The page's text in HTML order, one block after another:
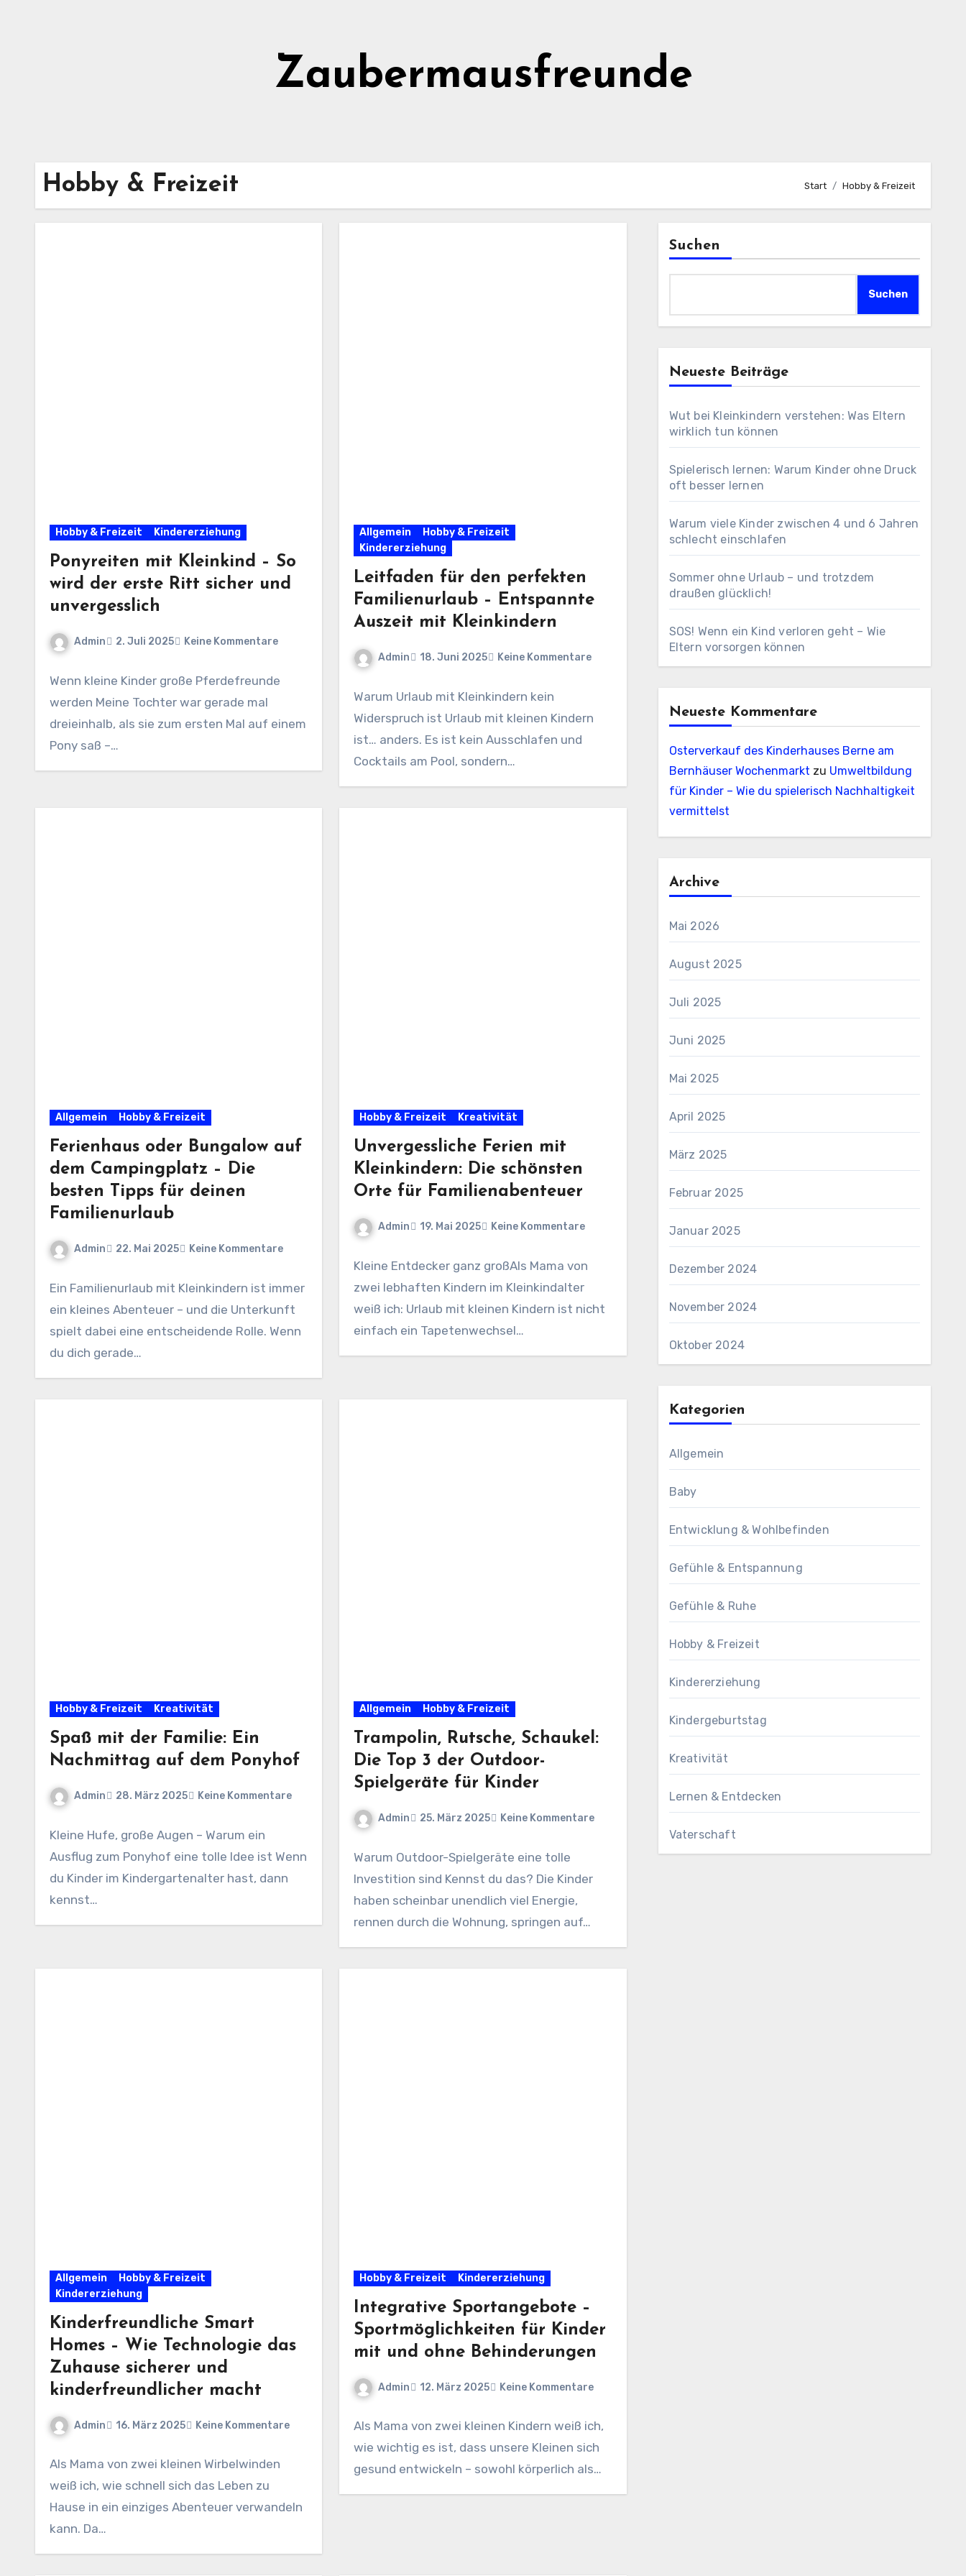
Zaubermausfreunde
Hobby & Freizeit Start Hobby & Freizeit
Hobby & Freizeit Kindererziehung
Ponyreiten mit Kleinkind – So
wird der erste Ritt sicher und
unvergesslich
Admin 2. Juli 2025 Keine Kommentare
Wenn kleine Kinder große Pferdefreunde
werden Meine Tochter war gerade mal
dreieinhalb, als sie zum ersten Mal auf einem
Pony saß –…
Allgemein
Hobby & Freizeit
Kindererziehung
Leitfaden für den perfekten
Familienurlaub – Entspannte
Auszeit mit Kleinkindern
Admin 18. Juni 2025 Keine Kommentare
Warum Urlaub mit Kleinkindern kein
Widerspruch ist Urlaub mit kleinen Kindern
ist… anders. Es ist kein Ausschlafen und
Cocktails am Pool, sondern…
Allgemein Hobby & Freizeit
Ferienhaus oder Bungalow auf
dem Campingplatz – Die
besten Tipps für deinen
Familienurlaub
Admin 22. Mai 2025 Keine Kommentare
Ein Familienurlaub mit Kleinkindern ist immer
ein kleines Abenteuer – und die Unterkunft
spielt dabei eine entscheidende Rolle. Wenn
du dich gerade…
Hobby & Freizeit Kreativität
Unvergessliche Ferien mit
Kleinkindern: Die schönsten
Orte für Familienabenteuer
Admin 19. Mai 2025 Keine Kommentare
Kleine Entdecker ganz großAls Mama von
zwei lebhaften Kindern im Kleinkindalter
weiß ich: Urlaub mit kleinen Kindern ist nicht
einfach ein Tapetenwechsel…
Hobby & Freizeit Kreativität
Spaß mit der Familie: Ein
Nachmittag auf dem Ponyhof
Admin 28. März 2025 Keine Kommentare
Kleine Hufe, große Augen – Warum ein
Ausflug zum Ponyhof eine tolle Idee ist Wenn
du Kinder im Kindergartenalter hast, dann
kennst…
Allgemein Hobby & Freizeit
Trampolin, Rutsche, Schaukel:
Die Top 3 der Outdoor-
Spielgeräte für Kinder
Admin 25. März 2025 Keine Kommentare
Warum Outdoor-Spielgeräte eine tolle
Investition sind Kennst du das? Die Kinder
haben scheinbar unendlich viel Energie,
rennen durch die Wohnung, springen auf…
Allgemein
Hobby & Freizeit
Kindererziehung
Kinderfreundliche Smart
Homes – Wie Technologie das
Zuhause sicherer und
kinderfreundlicher macht
Admin 16. März 2025 Keine Kommentare
Als Mama von zwei kleinen Wirbelwinden
weiß ich, wie schnell sich das Leben zu
Hause in ein einziges Abenteuer verwandeln
kann. Da…
Hobby & Freizeit Kindererziehung
Integrative Sportangebote –
Sportmöglichkeiten für Kinder
mit und ohne Behinderungen
Admin 12. März 2025 Keine Kommentare
Als Mama von zwei kleinen Kindern weiß ich,
wie wichtig es ist, dass unsere Kleinen sich
gesund entwickeln – sowohl körperlich als…
Suchen
Suchen
Neueste Beiträge
Wut bei Kleinkindern verstehen: Was Eltern
wirklich tun können
Spielerisch lernen: Warum Kinder ohne Druck
oft besser lernen
Warum viele Kinder zwischen 4 und 6 Jahren
schlecht einschlafen
Sommer ohne Urlaub – und trotzdem
draußen glücklich!
SOS! Wenn ein Kind verloren geht – Wie
Eltern vorsorgen können
Neueste Kommentare
Osterverkauf des Kinderhauses Berne am
Bernhäuser Wochenmarkt zu Umweltbildung
für Kinder – Wie du spielerisch Nachhaltigkeit
vermittelst
Archive
Mai 2026
August 2025
Juli 2025
Juni 2025
Mai 2025
April 2025
März 2025
Februar 2025
Januar 2025
Dezember 2024
November 2024
Oktober 2024
Kategorien
Allgemein
Baby
Entwicklung & Wohlbefinden
Gefühle & Entspannung
Gefühle & Ruhe
Hobby & Freizeit
Kindererziehung
Kindergeburtstag
Kreativität
Lernen & Entdecken
Vaterschaft